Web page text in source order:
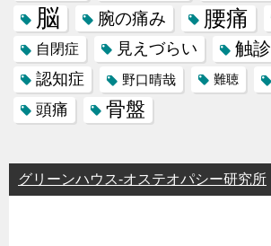
脳 腕の痛み 腰痛
自閉症 見えづらい 触診
認知症 野口晴哉 難聴
頭痛 骨盤
グリーンハウス-オステオパシー研究所